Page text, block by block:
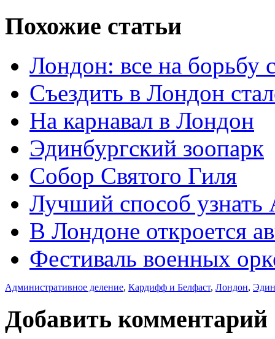
Похожие статьи
Лондон: все на борьбу
Съездить в Лондон
На карнавал в Лондон
Эдинбургский зоопарк
Собор Святого Гиля
Лучший способ узнать
В Лондоне откроется
Фестиваль военных
Административное деление, Кардифф и Белфаст, Лондон,
Добавить комментарий